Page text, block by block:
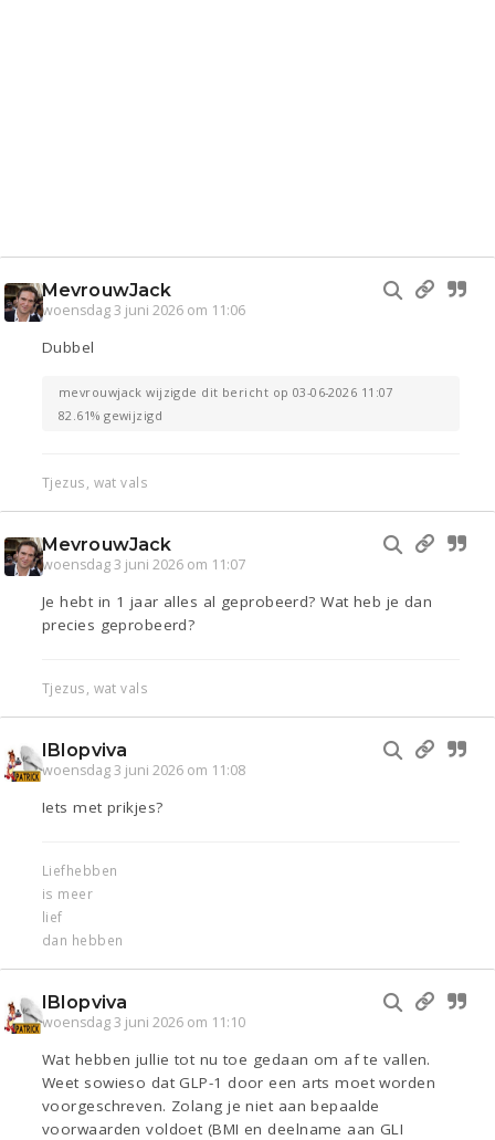
MevrouwJack
woensdag 3 juni 2026 om 11:06
Dubbel
mevrouwjack wijzigde dit bericht op 03-06-2026 11:07
82.61% gewijzigd
Tjezus, wat vals
MevrouwJack
woensdag 3 juni 2026 om 11:07
Je hebt in 1 jaar alles al geprobeerd? Wat heb je dan
precies geprobeerd?
Tjezus, wat vals
IBIopviva
woensdag 3 juni 2026 om 11:08
Iets met prikjes?
Liefhebben
is meer
lief
dan hebben
IBIopviva
woensdag 3 juni 2026 om 11:10
Wat hebben jullie tot nu toe gedaan om af te vallen.
Weet sowieso dat GLP-1 door een arts moet worden
voorgeschreven. Zolang je niet aan bepaalde
voorwaarden voldoet (BMI en deelname aan GLI